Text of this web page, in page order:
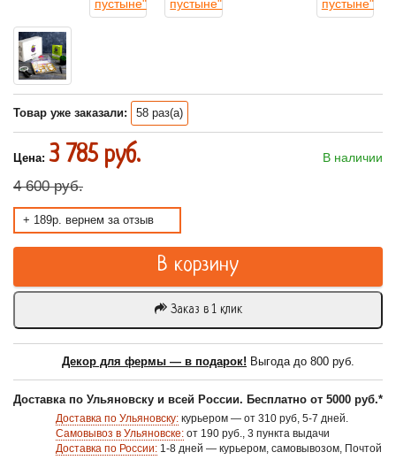
Товар уже заказали: 58 раз(а)
Цена: 3 785 руб.
4 600 руб.
В наличии
+ 189р. вернем за отзыв
В корзину
Заказ в 1 клик
Декор для фермы — в подарок! Выгода до 800 руб.
Доставка по Ульяновску и всей России. Бесплатно от 5000 руб.*
Доставка по Ульяновску: курьером — от 310 руб, 5-7 дней.
Самовывоз в Ульяновске: от 190 руб., 3 пункта выдачи
Доставка по России: 1-8 дней — курьером, самовывозом, Почтой